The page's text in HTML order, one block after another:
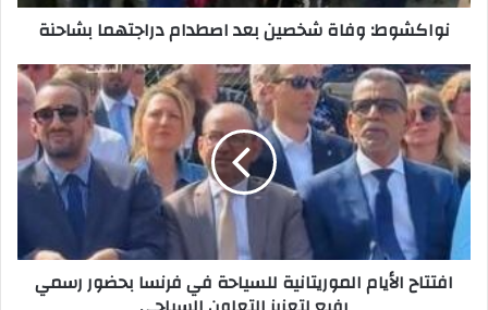
نواكشوط: وفاة شخصين بعد اصطدام دراجتهما بشاحنة
افتتاح الأيام الموريتانية للسياحة في فرنسا بحضور رسمي